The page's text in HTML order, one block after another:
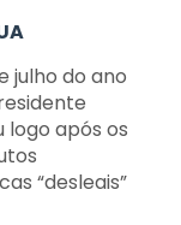
julho do ano
logo após os
“desleais”